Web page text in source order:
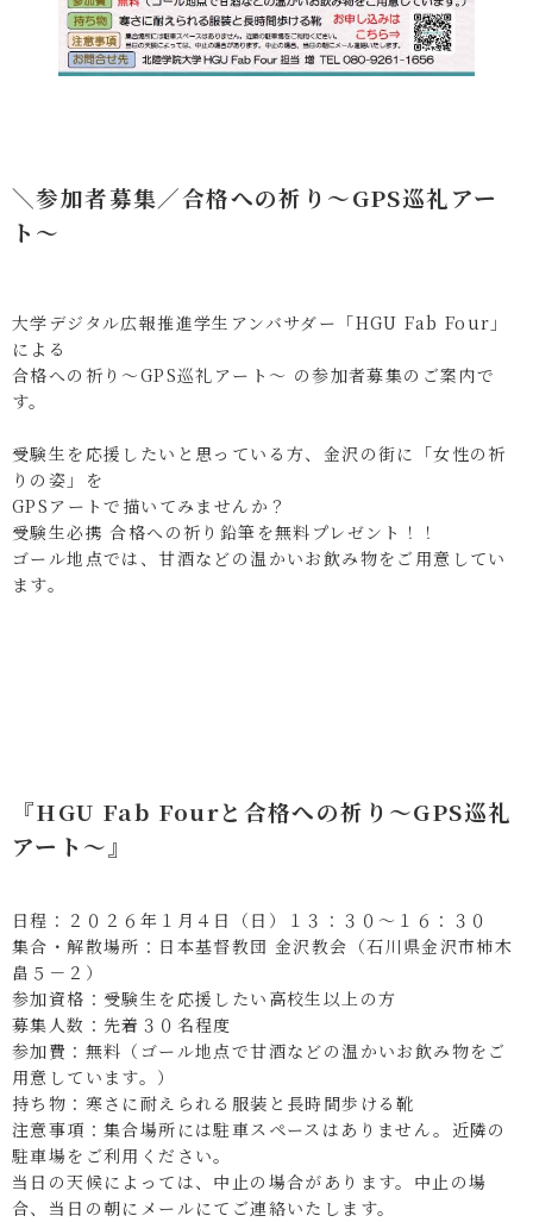
＼参加者募集／合格への祈り～GPS巡礼アー
ト～
大学デジタル広報推進学生アンバサダー「HGU Fab Four」
による
合格への祈り～GPS巡礼アート～ の参加者募集のご案内で
す。
受験生を応援したいと思っている方、金沢の街に「女性の祈
りの姿」を
GPSアートで描いてみませんか？
受験生必携 合格への祈り鉛筆を無料プレゼント！！
ゴール地点では、甘酒などの温かいお飲み物をご用意してい
ます。
『HGU Fab Fourと合格への祈り～GPS巡礼
アート～』
日程：２０２６年１月４日（日）１３：３０～１６：３０
集合・解散場所：日本基督教団 金沢教会（石川県金沢市柿木
畠５－２）
参加資格：受験生を応援したい高校生以上の方
募集人数：先着３０名程度
参加費：無料（ゴール地点で甘酒などの温かいお飲み物をご
用意しています。）
持ち物：寒さに耐えられる服装と長時間歩ける靴
注意事項：集合場所には駐車スペースはありません。近隣の
駐車場をご利用ください。
当日の天候によっては、中止の場合があります。中止の場
合、当日の朝にメールにてご連絡いたします。